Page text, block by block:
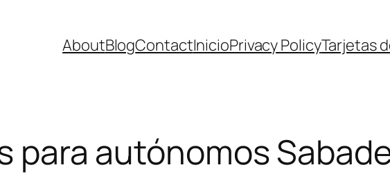
AboutBlogContactInicioPrivacy PolicyTarjetas
para autónomos